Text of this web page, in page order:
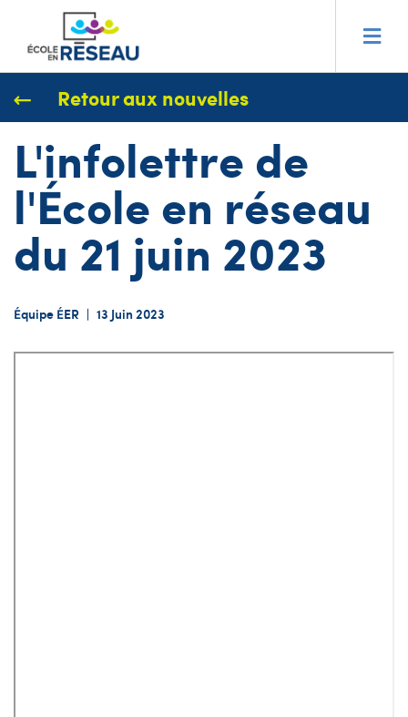
Retour aux nouvelles
L'infolettre de
l'École en réseau
du 21 juin 2023
Équipe ÉER | 13 Juin 2023